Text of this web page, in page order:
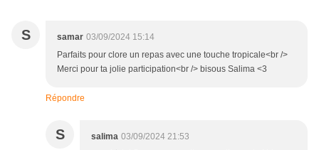
S samar 03/09/2024 15:14
Parfaits pour clore un repas avec une touche tropicale<br />
Merci pour ta jolie participation<br /> bisous Salima <3
Répondre
S salima 03/09/2024 21:53